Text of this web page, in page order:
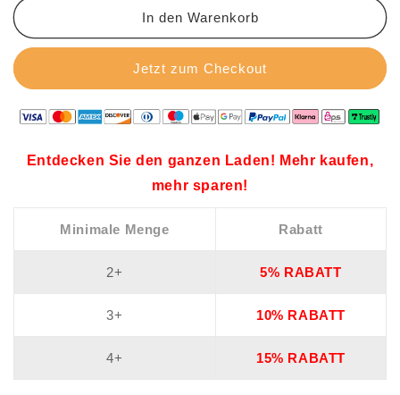
In den Warenkorb
Jetzt zum Checkout
Entdecken Sie den ganzen Laden! Mehr kaufen,
mehr sparen!
Minimale Menge Rabatt
2+ 5% RABATT
3+ 10% RABATT
4+ 15% RABATT